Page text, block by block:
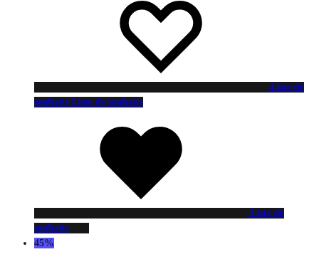
Liste de
souhaits Liste de souhaits
Liste de
souhaits
45%